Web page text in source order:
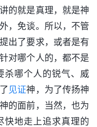
的就是真理，就是神
，免谈。所以，不管
出了要求，或者是有
对哪个人的，都不是
杀哪个人的锐气、威
见证神，为了传扬神
的面前，当然，也为
快地走上追求真理的